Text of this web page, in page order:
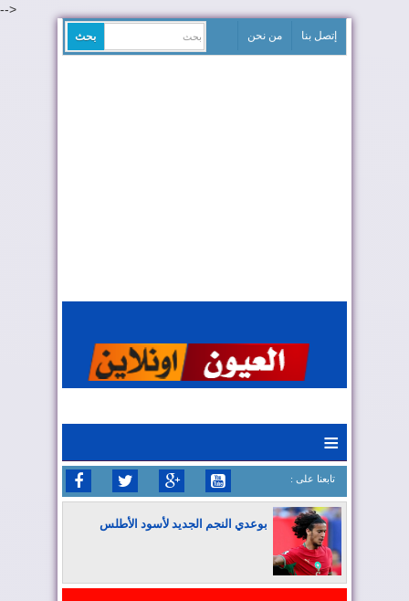
-->
إتصل بنا من نحن
≡
: تابعنا على
بوعدي النجم الجديد لأسود الأطلس